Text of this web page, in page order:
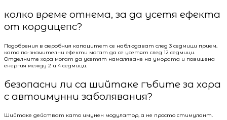
колко време отнема, за да усетя ефекта
от кордицепс?
Подобрения в аеробния капацитет се наблюдават след 3 седмици прием,
като по-значителни ефекти могат да се усетят след 12 седмици.
Отделните хора могат да усетят намаляване на умората и повишена
енергия между 2 и 4 седмици.
безопасни ли са шийтаке гъбите за хора
с автоимунни заболявания?
Шийтаке действат като имунен модулатор, а не просто стимулант.